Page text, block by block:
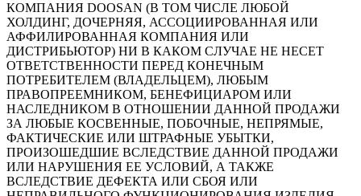
КОМПАНИЯ DOOSAN (В ТОМ ЧИСЛЕ ЛЮБОЙ
ХОЛДИНГ, ДОЧЕРНЯЯ, АССОЦИИРОВАННАЯ ИЛИ
АФФИЛИРОВАННАЯ КОМПАНИЯ ИЛИ
ДИСТРИБЬЮТОР) НИ В КАКОМ СЛУЧАЕ НЕ НЕСЕТ
ОТВЕТСТВЕННОСТИ ПЕРЕД КОНЕЧНЫМ
ПОТРЕБИТЕЛЕМ (ВЛАДЕЛЬЦЕМ), ЛЮБЫМ
ПРАВОПРЕЕМНИКОМ, БЕНЕФИЦИАРОМ ИЛИ
НАСЛЕДНИКОМ В ОТНОШЕНИИ ДАННОЙ ПРОДАЖИ
ЗА ЛЮБЫЕ КОСВЕННЫЕ, ПОБОЧНЫЕ, НЕПРЯМЫЕ,
ФАКТИЧЕСКИЕ ИЛИ ШТРАФНЫЕ УБЫТКИ,
ПРОИЗОШЕДШИЕ ВСЛЕДСТВИЕ ДАННОЙ ПРОДАЖИ
ИЛИ НАРУШЕНИЯ ЕЕ УСЛОВИЙ, А ТАКЖЕ
ВСЛЕДСТВИЕ ДЕФЕКТА ИЛИ СБОЯ ИЛИ